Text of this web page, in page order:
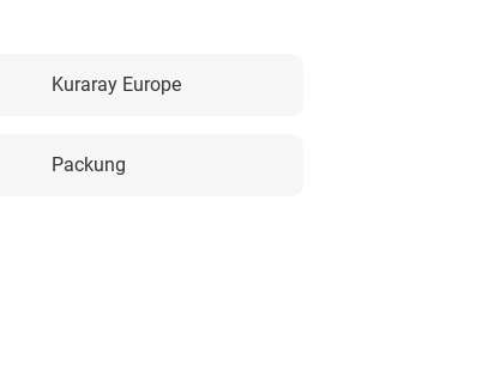
Kuraray Europe
Packung